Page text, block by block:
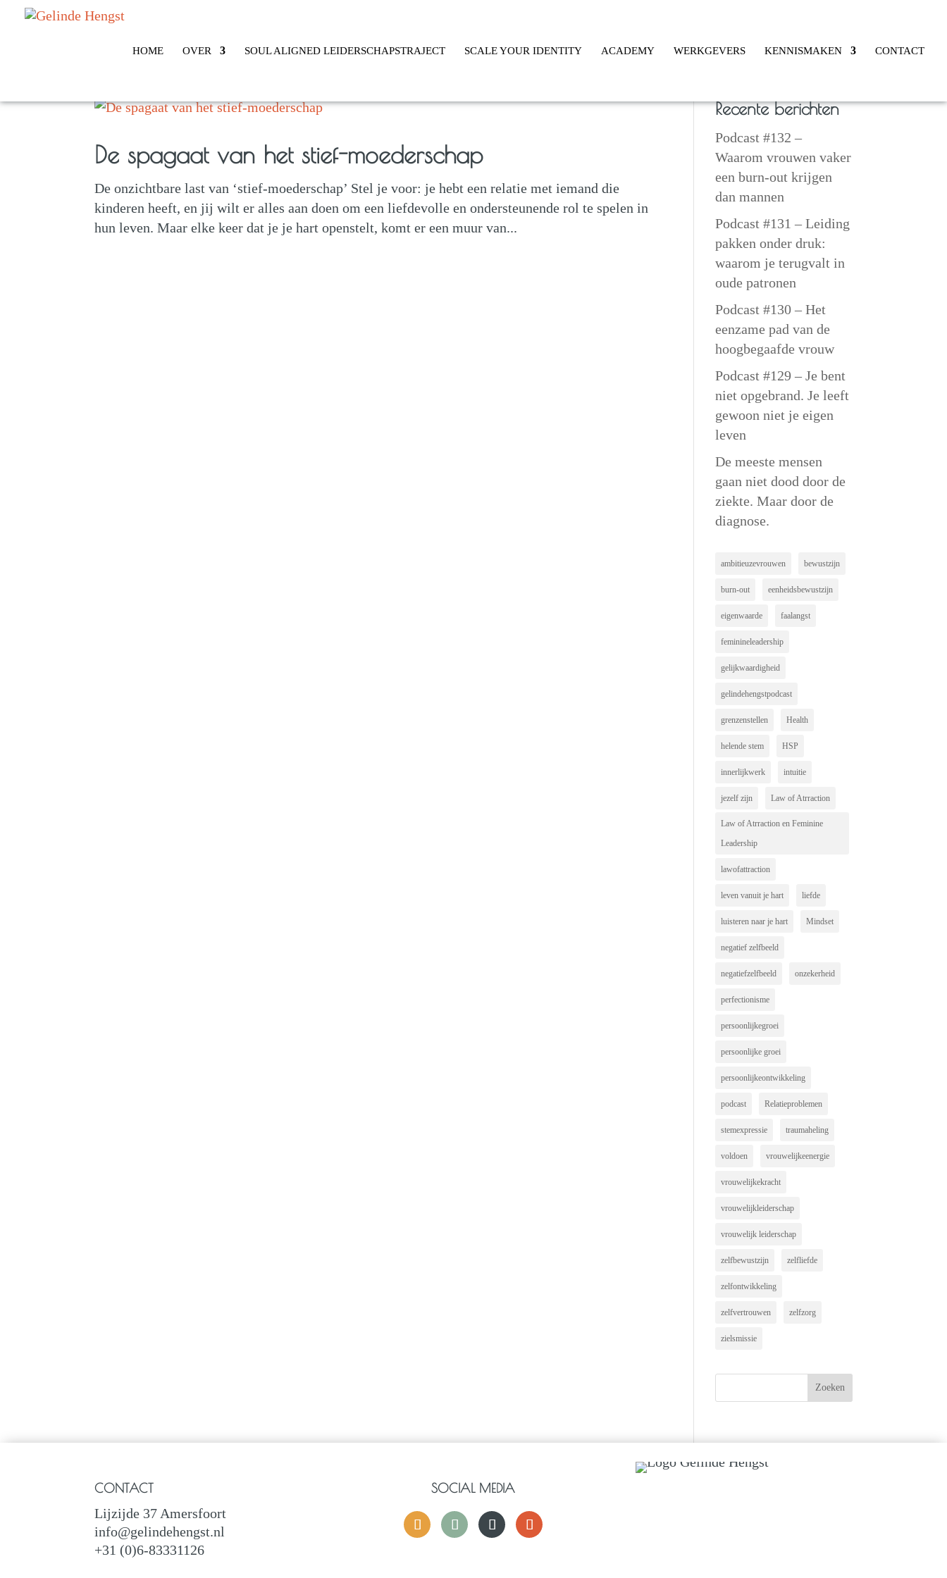
HOME OVER SOUL ALIGNED LEIDERSCHAPSTRAJECT SCALE YOUR IDENTITY ACADEMY WERKGEVERS KENNISMAKEN CONTACT
De spagaat van het stief-moederschap
De onzichtbare last van ‘stief-moederschap’ Stel je voor: je hebt een relatie met iemand die
kinderen heeft, en jij wilt er alles aan doen om een liefdevolle en ondersteunende rol te spelen in
hun leven. Maar elke keer dat je je hart openstelt, komt er een muur van...
Recente berichten
Podcast #132 –
Waarom vrouwen vaker
een burn-out krijgen
dan mannen
Podcast #131 – Leiding
pakken onder druk:
waarom je terugvalt in
oude patronen
Podcast #130 – Het
eenzame pad van de
hoogbegaafde vrouw
Podcast #129 – Je bent
niet opgebrand. Je leeft
gewoon niet je eigen
leven
De meeste mensen
gaan niet dood door de
ziekte. Maar door de
diagnose.
ambitieuzevrouwen bewustzijn
burn-out eenheidsbewustzijn
eigenwaarde faalangst
feminineleadership
gelijkwaardigheid
gelindehengstpodcast
grenzenstellen Health
helende stem HSP
innerlijkwerk intuitie
jezelf zijn Law of Atrraction
Law of Atrraction en Feminine
Leadership
lawofattraction
leven vanuit je hart liefde
luisteren naar je hart Mindset
negatief zelfbeeld
negatiefzelfbeeld onzekerheid
perfectionisme
persoonlijkegroei
persoonlijke groei
persoonlijkeontwikkeling
podcast Relatieproblemen
stemexpressie traumaheling
voldoen vrouwelijkeenergie
vrouwelijkekracht
vrouwelijkleiderschap
vrouwelijk leiderschap
zelfbewustzijn zelfliefde
zelfontwikkeling
zelfvertrouwen zelfzorg
zielsmissie
CONTACT
Lijzijde 37 Amersfoort
info@gelindehengst.nl
+31 (0)6-83331126
SOCIAL MEDIA